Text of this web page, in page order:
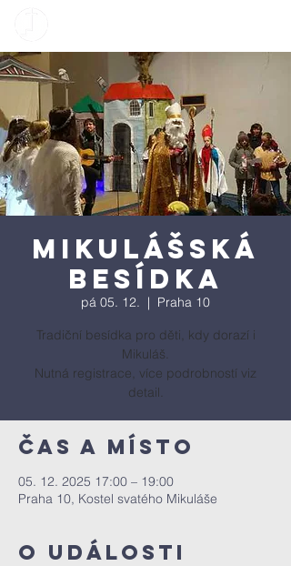
Mikulášská
besídka
pá 05. 12.
  |
Praha 10
Tradiční besídka pro děti, kdy dorazí i
Mikuláš.
Nutná registrace, více podrobností viz
detail.
Čas a místo
05. 12. 2025 17:00 – 19:00
Praha 10, Kostel svatého Mikuláše
O události